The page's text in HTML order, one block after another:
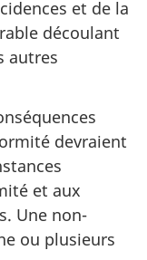
et de la
découlant
autres
devraient
et aux
Une non-
ou plusieurs